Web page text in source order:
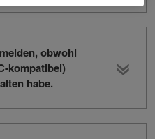
obwohl
kompatibel)
habe.